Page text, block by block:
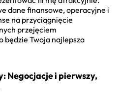
dane finansowe, operacyjne i
na przyciągnięcie
przejęciem
będzie Twoja najlepsza
Negocjacje i pierwszy,